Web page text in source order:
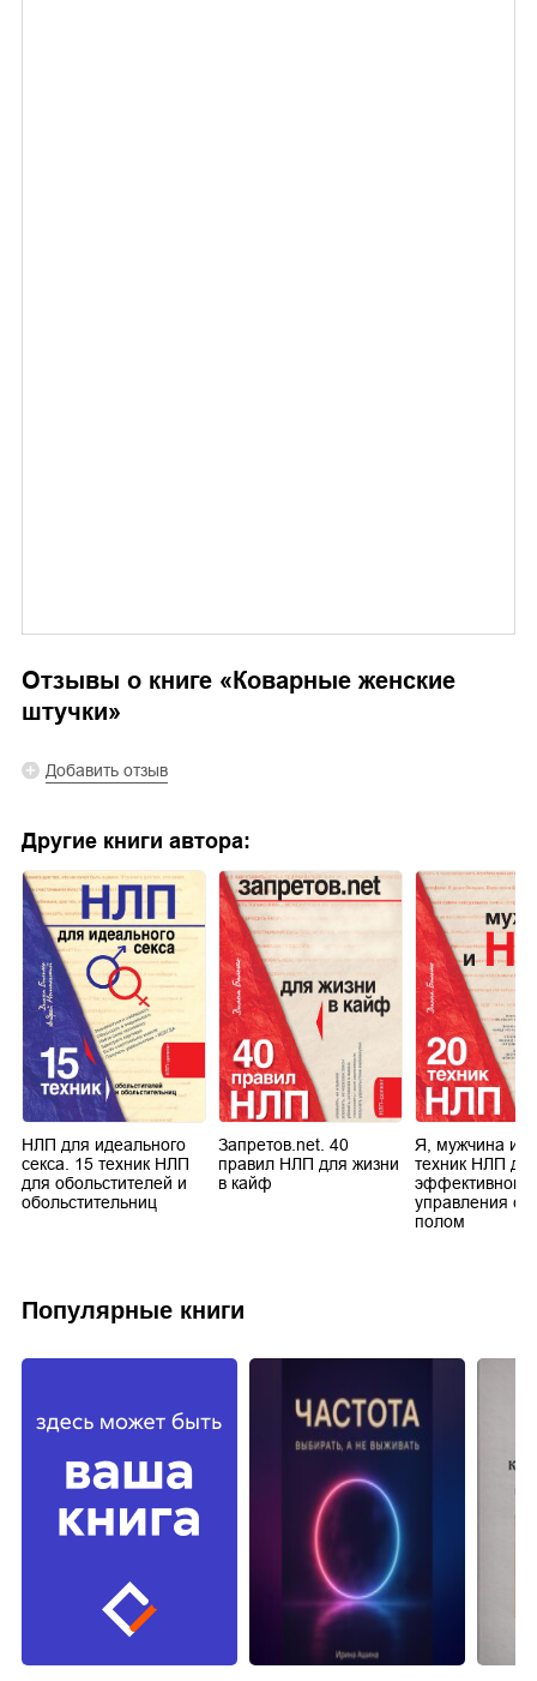
Отзывы о книге « Коварные женские
штучки»
Добавить отзыв
Другие книги автора:
НЛП для идеального
секса. 15 техник НЛП
для обольстителей и
обольстительниц
Запретов.net. 40
правил НЛП для жизни
в кайф
Я, мужчина и
техник НЛП
эффективного
управления
полом
Популярные книги